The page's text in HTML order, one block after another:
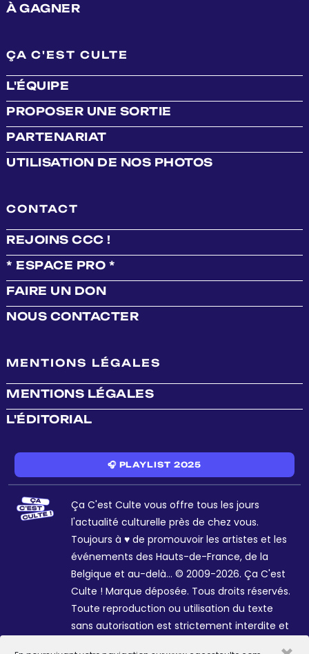
À GAGNER
ÇA C'EST CULTE
L'ÉQUIPE
PROPOSER UNE SORTIE
PARTENARIAT
UTILISATION DE NOS PHOTOS
CONTACT
REJOINS CCC !
* ESPACE PRO *
FAIRE UN DON
NOUS CONTACTER
MENTIONS LÉGALES
MENTIONS LÉGALES
L'ÉDITORIAL
🎧 PLAYLIST 2025
Ça C'est Culte vous offre tous les jours
l'actualité culturelle près de chez vous.
Toujours à ♥ de promouvoir les artistes et les
événements des Hauts-de-France, de la
Belgique et au-delà... © 2009-2026. Ça C'est
Culte ! Marque déposée. Tous droits réservés.
Toute reproduction ou utilisation du texte
sans autorisation est strictement interdite et